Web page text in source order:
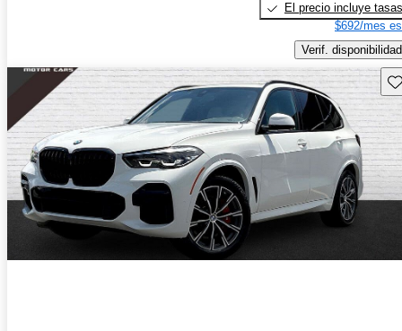
El precio incluye tasas
$692/mes
Verif. disponibilidad